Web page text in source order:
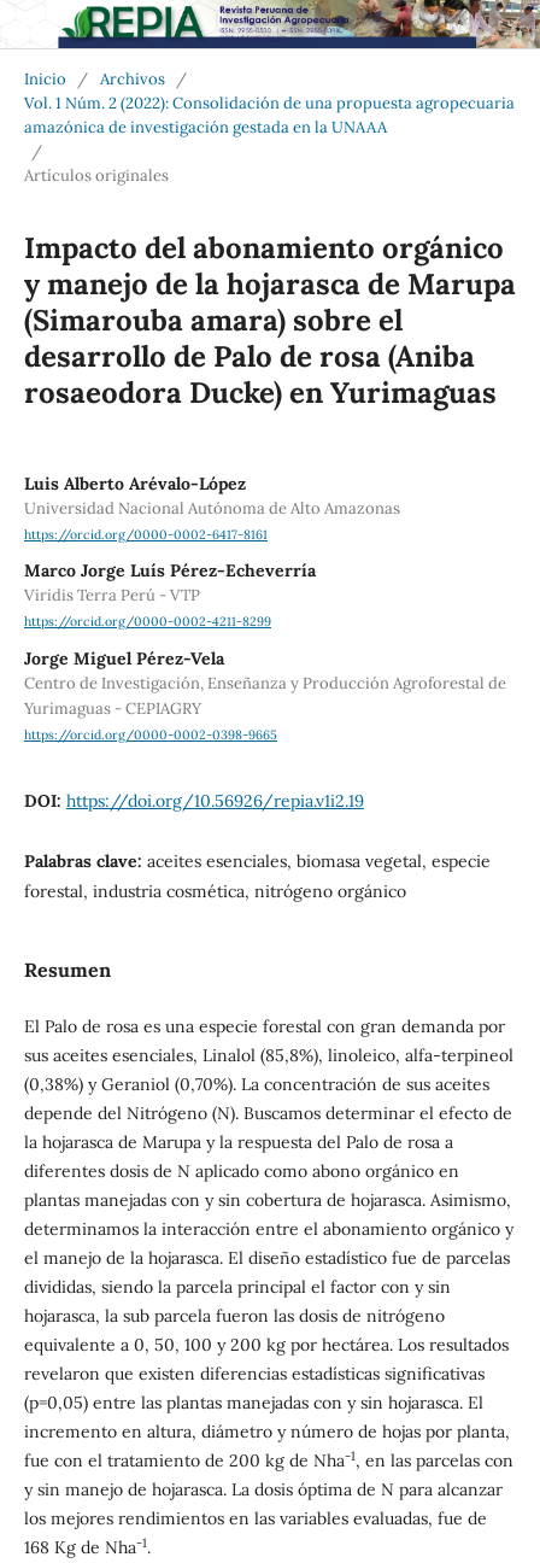
Inicio / Archivos
/
Vol. 1 Núm. 2 (2022): Consolidación de una propuesta agropecuaria
amazónica de investigación gestada en la UNAAA
/
Artículos originales
Impacto del abonamiento orgánico
y manejo de la hojarasca de Marupa
(Simarouba amara) sobre el
desarrollo de Palo de rosa (Aniba
rosaeodora Ducke) en Yurimaguas
Luis Alberto Arévalo-López
Universidad Nacional Autónoma de Alto Amazonas
https://orcid.org/0000-0002-6417-8161
Marco Jorge Luís Pérez-Echeverría
Viridis Terra Perú - VTP
https://orcid.org/0000-0002-4211-8299
Jorge Miguel Pérez-Vela
Centro de Investigación, Enseñanza y Producción Agroforestal de
Yurimaguas - CEPIAGRY
https://orcid.org/0000-0002-0398-9665
DOI: https://doi.org/10.56926/repia.v1i2.19
Palabras clave: aceites esenciales, biomasa vegetal, especie
forestal, industria cosmética, nitrógeno orgánico
Resumen
El Palo de rosa es una especie forestal con gran demanda por
sus aceites esenciales, Linalol (85,8%), linoleico, alfa-terpineol
(0,38%) y Geraniol (0,70%). La concentración de sus aceites
depende del Nitrógeno (N). Buscamos determinar el efecto de
la hojarasca de Marupa y la respuesta del Palo de rosa a
diferentes dosis de N aplicado como abono orgánico en
plantas manejadas con y sin cobertura de hojarasca. Asimismo,
determinamos la interacción entre el abonamiento orgánico y
el manejo de la hojarasca. El diseño estadístico fue de parcelas
divididas, siendo la parcela principal el factor con y sin
hojarasca, la sub parcela fueron las dosis de nitrógeno
equivalente a 0, 50, 100 y 200 kg por hectárea. Los resultados
revelaron que existen diferencias estadísticas significativas
(p=0,05) entre las plantas manejadas con y sin hojarasca. El
incremento en altura, diámetro y número de hojas por planta,
fue con el tratamiento de 200 kg de Nha-1, en las parcelas con
y sin manejo de hojarasca. La dosis óptima de N para alcanzar
los mejores rendimientos en las variables evaluadas, fue de
168 Kg de Nha-1.